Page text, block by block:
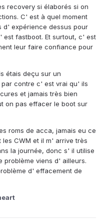
recovery si élaborés si on
C' est à quel moment
d' expérience dessus pour
est fastboot. Et surtout, c' est
leur faire confiance pour
étais deçu sur un
par contre c' est vrai qu' ils
et jamais très bien
on pas effacer le boot sur
roms de acca, jamais eu ce
CWM et il m' arrive très
la journée, donc s' il utilise
problème viens d' ailleurs.
d' effacement de